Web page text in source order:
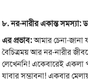
৮.নর-নারীরএকান্তসমস্যা:
এরপ্রভাব:আমার চেনা-
বৈচিত্রময় আর নর-নারীর
লেখেননি! একেবারেই একলা
যাবার সম্ভাবনা! একবার